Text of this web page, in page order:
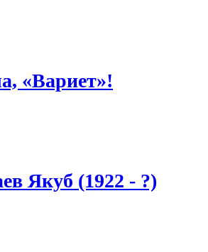
«Вариет»!
Якуб (1922 - ?)